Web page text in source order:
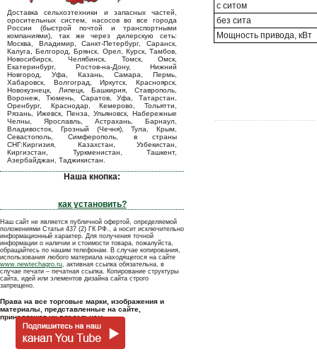
Доставка сельхозтехники и запасных частей,
оросительных систем, насосов во все города
России (быстрой почтой и транспортными
компаниями), так же через дилерскую сеть:
Москва, Владимир, Санкт-Петербург, Саранск,
Калуга, Белгород, Брянск, Орел, Курск, Тамбов,
Новосибирск, Челябинск, Томск, Омск,
Екатеринбург, Ростов-на-Дону, Нижний
Новгород, Уфа, Казань, Самара, Пермь,
Хабаровск, Волгоград, Иркутск, Красноярск,
Новокузнецк, Липецк, Башкирия, Ставрополь,
Воронеж, Тюмень, Саратов, Уфа, Татарстан,
Оренбург, Краснодар, Кемерово, Тольятти,
Рязань, Ижевск, Пенза, Ульяновск, Набережные
Челны, Ярославль, Астрахань, Барнаул,
Владивосток, Грозный (Чечня), Тула, Крым,
Севастополь, Симферополь, в страны
СНГ:Киргизия, Казахстан, Узбекистан,
Киргизстан, Туркменистан, Ташкент,
Азербайджан, Таджикистан.
Наша кнопка:
как установить?
Наш сайт не является публичной офертой, определяемой
положениями Статьи 437 (2) ГК РФ., а носит исключительно
информационный характер. Для получения точной
информации о наличии и стоимости товара, пожалуйста,
обращайтесь по нашим телефонам. В случае копирования,
использования любого материала находящегося на сайте
www.newtechagro.ru, активная ссылка обязательна, в
случае печати – печатная ссылка. Копирование структуры
сайта, идей или элементов дизайна сайта строго
запрещено.
Права на все торговые марки, изображения и
материалы, представленные на сайте,
принадлежат их владельцам.
с ситом
без сита
Мощность привода, кВт